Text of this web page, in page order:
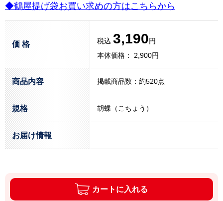
◆鶴屋提げ袋お買い求めの方はこちらから
価 格 税込 3,190円
本体価格： 2,900円
商品内容 掲載商品数：約520点
規格 胡蝶（こちょう）
お届け情報
カートに入れる